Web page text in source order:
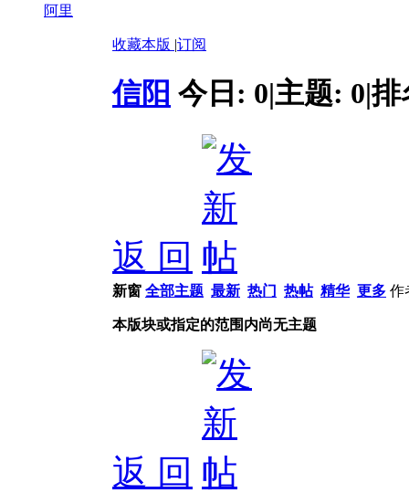
阿里
收藏本版 |订阅
信阳 今日: 0|主题: 0|
返 回
新窗 全部主题 最新 热门 热帖 精华 更多 作
本版块或指定的范围内尚无主题
返 回